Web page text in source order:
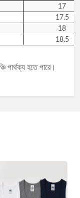
17
17.5
18
18.5
পার্থক্য হতে পারে।